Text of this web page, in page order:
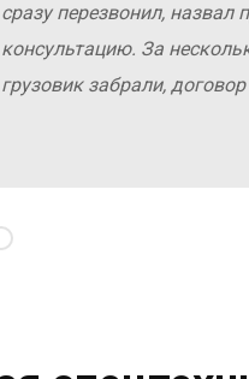
сразу перезвонил,
консультацию. За
грузовик забрали,